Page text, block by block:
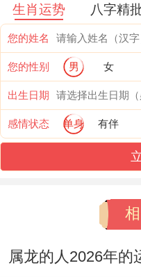
对于1996年出生的
婚姻感情运势可谓
在情感领域表现得
性，也伴随着诸多
1.单身者：桃花闪
社交活动可能增多
不齐，容易遇到短
系，需要仔细甄别
生肖运势 八字精
您的姓名
您的性别 男 女
出生日期
感情状态 单身 有伴